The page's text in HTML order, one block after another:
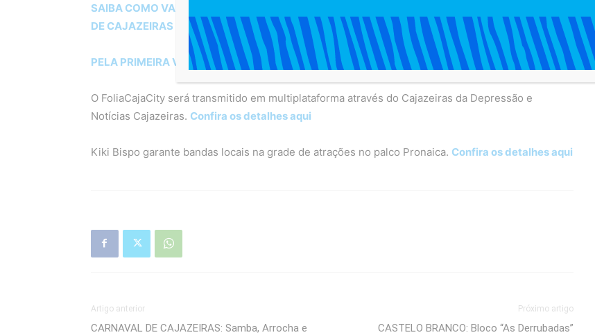
SAIBA COMO VAI FUNCIONAR O TRANSPORTE PÚBLICO DURANTE O CARNAVAL, NA REGIÃO
DE CAJAZEIRAS
PELA PRIMEIRA VEZ, CARNAVAL DE CAJAZEIRAS TERÁ MÓDULO DE SAÚDE. SAIBA MAIS
O FoliaCajaCity será transmitido em multiplataforma através do Cajazeiras da Depressão e
Notícias Cajazeiras. Confira os detalhes aqui
Kiki Bispo garante bandas locais na grade de atrações no palco Pronaica. Confira os detalhes aqui
Artigo anterior
CARNAVAL DE CAJAZEIRAS: Samba, Arrocha e
Próximo artigo
CASTELO BRANCO: Bloco “As Derrubadas”